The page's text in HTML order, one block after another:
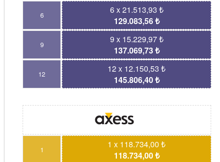
6
6 x 21.513,93 ₺
129.083,56 ₺
9
9 x 15.229,97 ₺
137.069,73 ₺
12
12 x 12.150,53 ₺
145.806,40 ₺
1
1 x 118.734,00 ₺
118.734,00 ₺